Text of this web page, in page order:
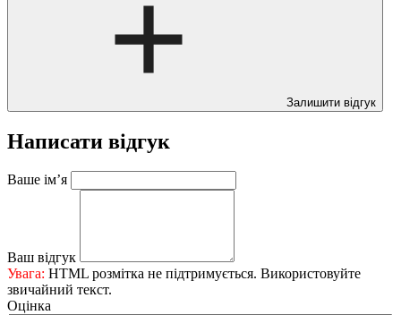
Залишити відгук
Написати відгук
Ваше ім’я
Ваш відгук
Увага: HTML розмітка не підтримується. Використовуйте
звичайний текст.
Оцінка